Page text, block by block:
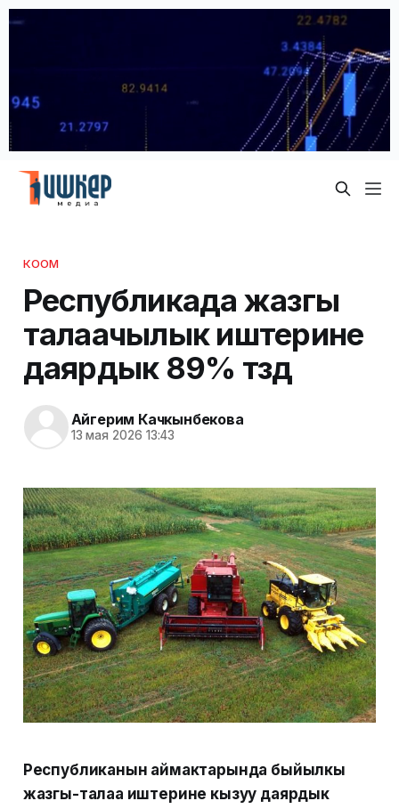
КООМ
Республикада жазгы
талаачылык иштерине
даярдык 89% түздү
Айгерим Качкынбекова
13 мая 2026 13:43
Республиканын аймактарында быйылкы
жазгы-талаа иштерине кызуу даярдык